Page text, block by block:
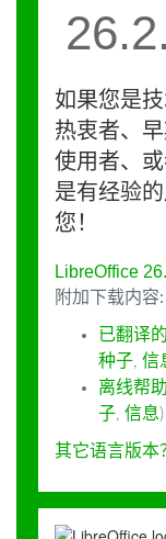
如果您是
热衷者、早
使用者、
是有经验
您！
LibreOffice
附加下载内容:
已翻译
种子, 信
离线帮
子, 信息)
其它语言版本